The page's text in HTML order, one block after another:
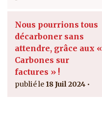
Nous pourrions tous
décarboner sans
attendre, grâce aux «
Carbones sur
factures » !
18 Juil 2024